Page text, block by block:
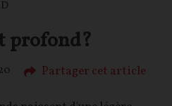
profond?
Partager cet article